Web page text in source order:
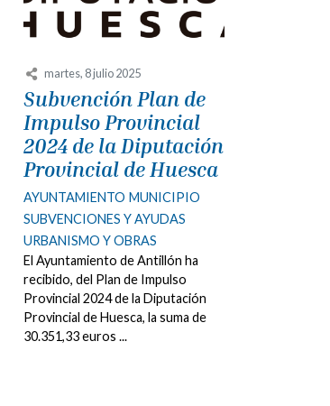
martes, 8 julio 2025
Subvención Plan de
Impulso Provincial
2024 de la Diputación
Provincial de Huesca
AYUNTAMIENTO MUNICIPIO
SUBVENCIONES Y AYUDAS
URBANISMO Y OBRAS
El Ayuntamiento de Antillón ha
recibido, del Plan de Impulso
Provincial 2024 de la Diputación
Provincial de Huesca, la suma de
30.351,33 euros ...